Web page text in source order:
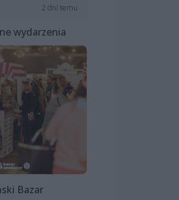
2 dni temu
wydarzenia
Bazar